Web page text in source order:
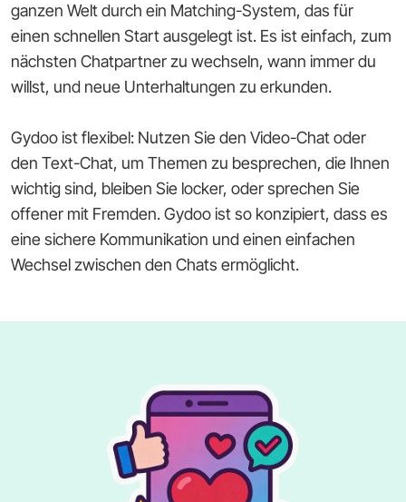
ganzen Welt durch ein Matching-System, das für
einen schnellen Start ausgelegt ist. Es ist einfach, zum
nächsten Chatpartner zu wechseln, wann immer du
willst, und neue Unterhaltungen zu erkunden.
Gydoo ist flexibel: Nutzen Sie den Video-Chat oder
den Text-Chat, um Themen zu besprechen, die Ihnen
wichtig sind, bleiben Sie locker, oder sprechen Sie
offener mit Fremden. Gydoo ist so konzipiert, dass es
eine sichere Kommunikation und einen einfachen
Wechsel zwischen den Chats ermöglicht.